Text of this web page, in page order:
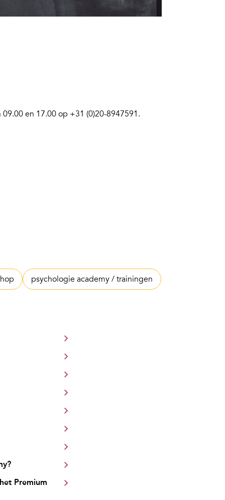
en 17.00 op +31 (0)20-8947591 .
psychologie academy / trainingen
Premium